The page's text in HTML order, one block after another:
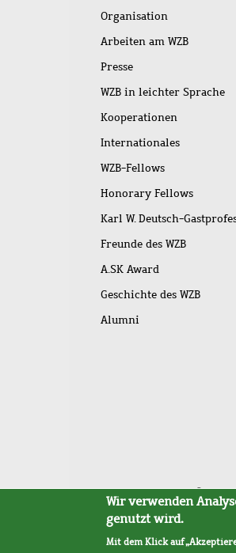
Organisation
Arbeiten am WZB
Presse
WZB in leichter Sprache
Kooperationen
Internationales
WZB-Fellows
Honorary Fellows
Karl W. Deutsch-
Freunde des WZB
A.SK Award
Geschichte des WZB
Alumni
Sitemap
Wir verwenden
genutzt wird.
Mit dem Klick auf